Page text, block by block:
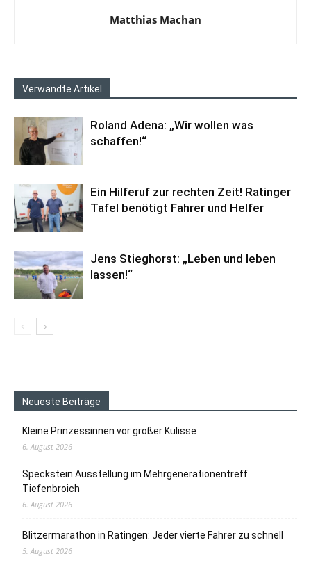
Matthias Machan
Verwandte Artikel
Roland Adena: „Wir wollen was
schaffen!“
Ein Hilferuf zur rechten Zeit! Ratinger
Tafel benötigt Fahrer und Helfer
Jens Stieghorst: „Leben und leben
lassen!“
Neueste Beiträge
Kleine Prinzessinnen vor großer Kulisse
6. August 2026
Speckstein Ausstellung im Mehrgenerationentreff
Tiefenbroich
6. August 2026
Blitzermarathon in Ratingen: Jeder vierte Fahrer zu schnell
5. August 2026